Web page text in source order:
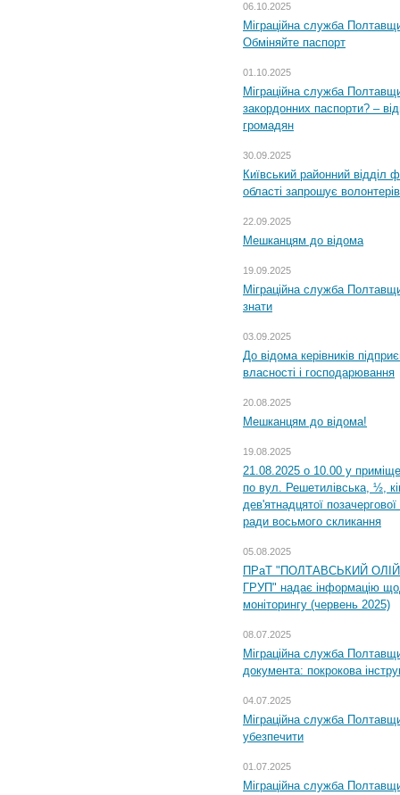
06.10.2025
Міграційна служба
Обміняйте паспорт
01.10.2025
Міграційна служба
закордонних паспорти? –
громадян
30.09.2025
Київський районний відділ
області запрошує
22.09.2025
Мешканцям до відома
19.09.2025
Міграційна служба
знати
03.09.2025
До відома керівників
власності і господарювання
20.08.2025
Мешканцям до відома!
19.08.2025
21.08.2025 о 10.00 у
по вул. Решетилівська, ½,
дев'ятнадцятої
ради восьмого скликання
05.08.2025
ПРаТ "ПОЛТАВСЬКИЙ
ГРУП" надає інформацію
моніторингу (червень 2025)
08.07.2025
Міграційна служба
документа: покрокова
04.07.2025
Міграційна служба
убезпечити
01.07.2025
Міграційна служба